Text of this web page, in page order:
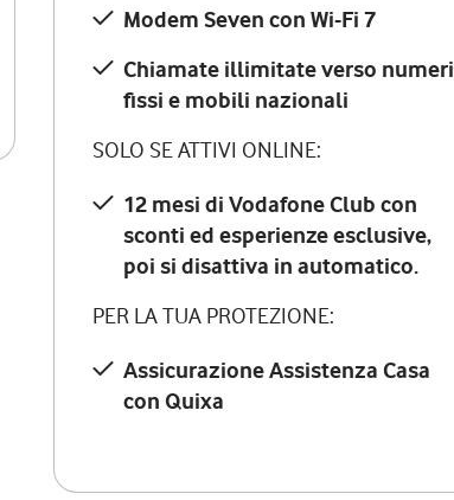
Modem Seven con Wi-Fi 7
Chiamate illimitate verso numeri
fissi e mobili nazionali
SOLO SE ATTIVI ONLINE:
12 mesi di Vodafone Club con
sconti ed esperienze esclusive,
poi si disattiva in automatico.
PER LA TUA PROTEZIONE:
Assicurazione Assistenza Casa
con Quixa